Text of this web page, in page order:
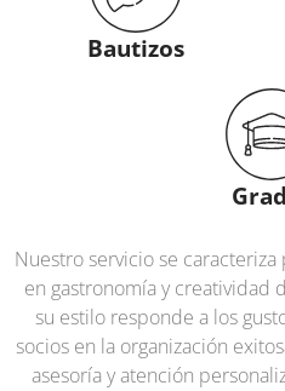
Bautizos
Nuestro servicio se
en gastronomía y creatividad
su estilo responde a los
socios en la organización
asesoría y atención